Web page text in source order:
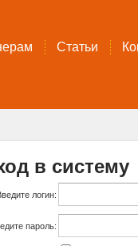
Статьи
в систему
логин:
пароль: